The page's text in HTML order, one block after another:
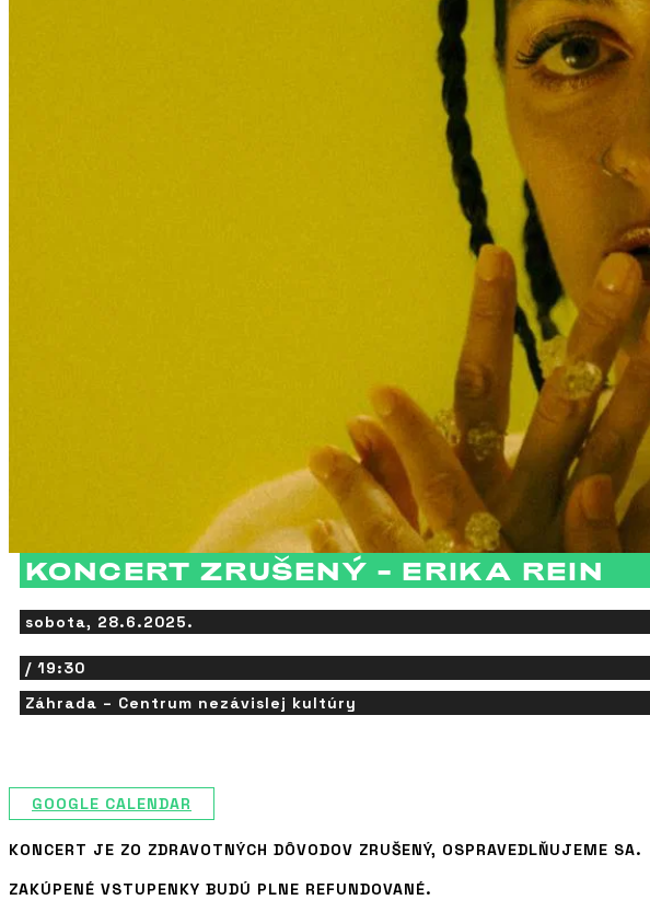
KONCERT ZRUŠENÝ – ERIKA REIN
sobota, 28.6.2025.
/ 19:30
Záhrada – Centrum nezávislej kultúry
GOOGLE CALENDAR
KONCERT JE ZO ZDRAVOTNÝCH DÔVODOV ZRUŠENÝ, OSPRAVEDLŇUJEME SA.
ZAKÚPENÉ VSTUPENKY BUDÚ PLNE REFUNDOVANÉ.